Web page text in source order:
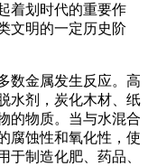
着划时代的重要作
文明的一定历史阶
数金属发生反应。高
水剂，炭化木材、纸
的物质。当与水混合
腐蚀性和氧化性，使
于制造化肥、药品、